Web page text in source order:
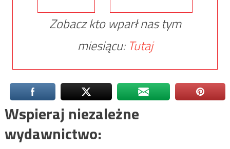
Zobacz kto wparł nas tym
miesiącu: Tutaj
Wspieraj niezależne
wydawnictwo: